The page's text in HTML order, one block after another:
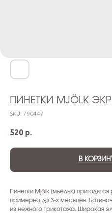
ПИНЕТКИ MJÖLK
SKU: 790447
520 р.
В
Пинетки Mjölk [мьёльк]
примерно до 3-х месяцев.
из нежного трикотажа. Широкая